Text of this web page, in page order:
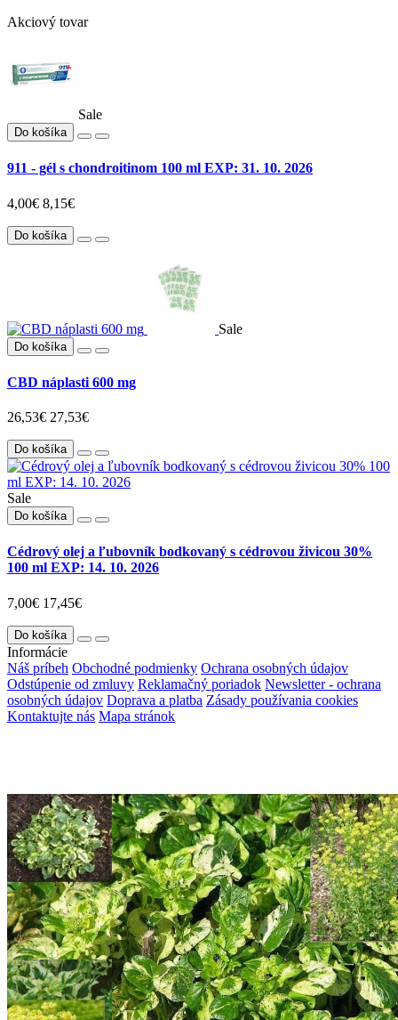
Akciový tovar
Sale
Do košíka
911 - gél s chondroitinom 100 ml EXP: 31. 10. 2026
4,00€ 8,15€
Do košíka
Sale
Do košíka
CBD náplasti 600 mg
26,53€ 27,53€
Do košíka
Sale
Do košíka
Cédrový olej a ľubovník bodkovaný s cédrovou živicou 30%
100 ml EXP: 14. 10. 2026
7,00€ 17,45€
Do košíka
Informácie
Náš príbeh Obchodné podmienky Ochrana osobných údajov
Odstúpenie od zmluvy Reklamačný poriadok Newsletter - ochrana
osobných údajov Doprava a platba Zásady používania cookies
Kontaktujte nás Mapa stránok